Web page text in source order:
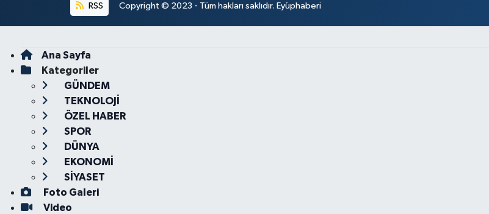
RSS Copyright © 2023 - Tüm hakları saklıdır. Eyüphaberi
Ana Sayfa
Kategoriler
GÜNDEM
TEKNOLOJİ
ÖZEL HABER
SPOR
DÜNYA
EKONOMİ
SİYASET
Foto Galeri
Video